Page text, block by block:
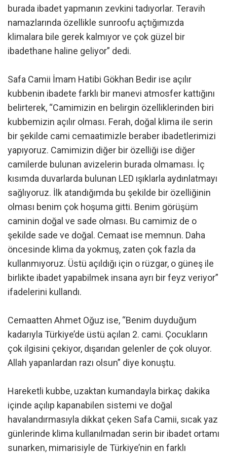
burada ibadet yapmanın zevkini tadıyorlar. Teravih
namazlarında özellikle sunroofu açtığımızda
klimalara bile gerek kalmıyor ve çok güzel bir
ibadethane haline geliyor” dedi.
Safa Camii İmam Hatibi Gökhan Bedir ise açılır
kubbenin ibadete farklı bir manevi atmosfer kattığını
belirterek, “Camimizin en belirgin özelliklerinden biri
kubbemizin açılır olması. Ferah, doğal klima ile serin
bir şekilde cami cemaatimizle beraber ibadetlerimizi
yapıyoruz. Camimizin diğer bir özelliği ise diğer
camilerde bulunan avizelerin burada olmaması. İç
kısımda duvarlarda bulunan LED ışıklarla aydınlatmayı
sağlıyoruz. İlk atandığımda bu şekilde bir özelliğinin
olması benim çok hoşuma gitti. Benim görüşüm
caminin doğal ve sade olması. Bu camimiz de o
şekilde sade ve doğal. Cemaat ise memnun. Daha
öncesinde klima da yokmuş, zaten çok fazla da
kullanmıyoruz. Üstü açıldığı için o rüzgar, o güneş ile
birlikte ibadet yapabilmek insana ayrı bir feyz veriyor”
ifadelerini kullandı.
Cemaatten Ahmet Oğuz ise, “Benim duyduğum
kadarıyla Türkiye’de üstü açılan 2. cami. Çocukların
çok ilgisini çekiyor, dışarıdan gelenler de çok oluyor.
Allah yapanlardan razı olsun” diye konuştu.
Hareketli kubbe, uzaktan kumandayla birkaç dakika
içinde açılıp kapanabilen sistemi ve doğal
havalandırmasıyla dikkat çeken Safa Camii, sıcak yaz
günlerinde klima kullanılmadan serin bir ibadet ortamı
sunarken, mimarisiyle de Türkiye’nin en farklı